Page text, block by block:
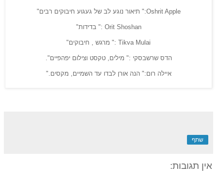
Oshrit Apple:" תיאור נוגע לב של געגוע חיבוקים רבים"
Orit Shoshan :" בדידות"
Tikva Mulai :" מרגש , חיבוקים"
הדס שרשבסקי :" מילים, טקסט וצילום יפהפיים".
איילה רום:" הנה אורן לבדו עד השמיים, מקסים ."
שתף
אין תגובות: